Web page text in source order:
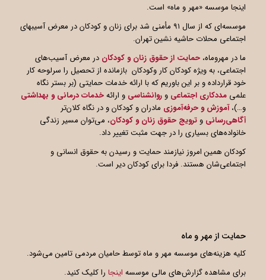
اینجا موسسه «مهر و ماه» است.
موسسه‌ای که از سال ۹۱ مأمنی شد برای زنان و کودکان در معرض آسیبهای
اجتماعی محلات حاشیه نشین تهران.
ما در مهروماه، حمایت از حقوق زنان و کودکان در معرض آسیب‌های
اجتماعی، به ویژه کودکان کار وکودکان بازمانده از تحصیل را سرلوحه کار
خود قرارداده و بر این باوریم که با ارائه خدمات حمایتی (بر بستر نگاه
علمی مددکاری اجتماعی و روانشناسی و ارائهخدمات درمانی و بهداشتی
و…)،آموزش و حرفه‌آموزی مادران و کودکان و در نگاه کلان‌تر
آگاهیرسانی و ترویج حقوق زنان و کودکان، می‌توان مسیر زندگی
خانواده‌های بسیاری را در جهت مثبت تغییر داد.
کودکان همین امروز نیازمند حمایت و رسیدن به حقوق انسانی و
اجتماعی‌شان هستند. فردا برای کودکان دیر است.
حمایت از مهر و ماه
کلیه هزینه‌های موسسه مهر و ماه توسط حامیان مردمی تامین می‌شود.
برای مشاهده گزارش‌های مالی موسسه اینجارا کلیک کنید.